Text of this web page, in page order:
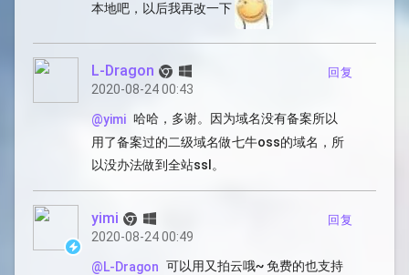
本地吧，以后我再改一下
L-Dragon
2020-08-24 00:43
回复
@yimi 哈哈，多谢。因为域名没有备案所以
用了备案过的二级域名做七牛oss的域名，所
以没办法做到全站ssl。
yimi
2020-08-24 00:49
回复
@L-Dragon 可以用又拍云哦~ 免费的也支持